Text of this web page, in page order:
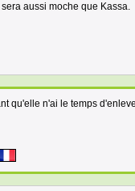
aussi moche que Kassa.
qu'elle n'ai le temps